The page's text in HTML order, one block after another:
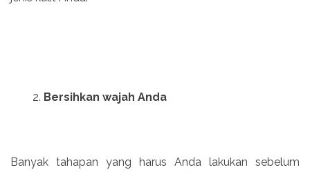
Bersihkan wajah Anda
Banyak tahapan yang harus Anda lakukan sebelum